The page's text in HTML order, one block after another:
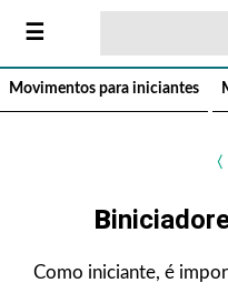
Movimentos para iniciantes
〈
B
Como iniciante, é